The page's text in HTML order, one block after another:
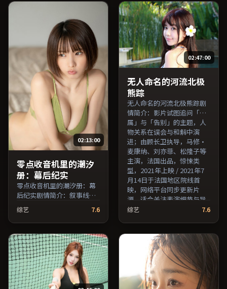
出品，动作类型，2019年上
映 / 2019年11月16日于日本
地区院线首映，网络平台同
步更新片源。在网络平台播
放时建议开启高清画质以获
得更佳细节。（国产影视资
源大全免费条目索引，支持
片名与演员交叉检索。）
等主演，中国台湾出品，动
作类型，2023年上映 / 2023
年3月25日于中国台湾地区院
线首映，网络平台同步更新
片源。适合关注表演细节与
导演风格的深度观影人群。
（国产影视资源大全免费条
目索引，支持片名与演员交
叉检索。）
02:13:00
零点收音机里的潮汐
册：幕后纪实
零点收音机里的潮汐册：幕
后纪实剧情简介：叙事线索
在城市与乡野之间往返，亲
情线与友情线并行推进；由
娄烨执导，胡歌、松隆子、
提莫西·查拉梅等主演，英
国出品，悬疑类型，2016年
上映 / 2016年6月8日于英国
地区院线首映，网络平台同
步更新片源。若你偏爱节奏
不急躁、人物立体的作品，
综艺 7.6
02:47:00
无人命名的河流北极
熊踪
无人命名的河流北极熊踪剧
情简介：影片试图追问「归
属」与「告别」的主题，人
物关系在误会与和解中演
进；由顾长卫执导，马修·
麦康纳、刘亦菲、松隆子等
主演，法国出品，惊悚类
型，2021年上映 / 2021年7
月14日于法国地区院线首
映，网络平台同步更新片
源。适合关注表演细节与导
演风格的深度观影人群。
叉检索。）
综艺 7.6